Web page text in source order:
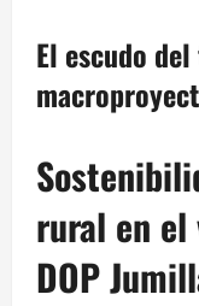
El escudo
rural en el
DOP